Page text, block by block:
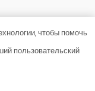
чтобы помочь
пользовательский